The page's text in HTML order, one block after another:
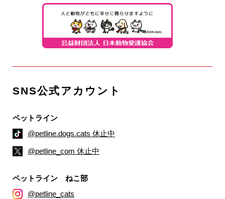
SNS公式アカウント
ペットライン
@petline.dogs.cats 休止中
@petline_com 休止中
ペットライン ねこ部
@petline_cats